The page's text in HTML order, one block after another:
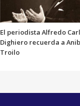
El periodista Alfredo
Dighiero recuerda a
Troilo